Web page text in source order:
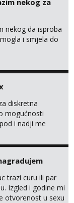
nekog za
nekog da isproba
i smjela do
diskretna
mogućnosti
i nadji me
trazi curu ili par
Izgled i godine mi
otvorenost u sexu